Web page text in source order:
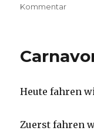
Kommentarzu
Heute fahren
Zuerst fahren